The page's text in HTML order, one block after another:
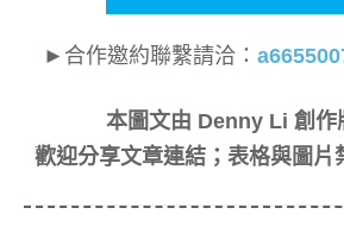
►合作邀約聯繫請洽：
本圖文由 Denny Li 創作
歡迎分享文章連結；表格與圖片